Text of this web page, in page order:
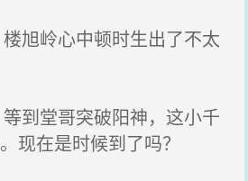
旭岭心中顿时生出了不太
到堂哥突破阳神，这小千
现在是时候到了吗？